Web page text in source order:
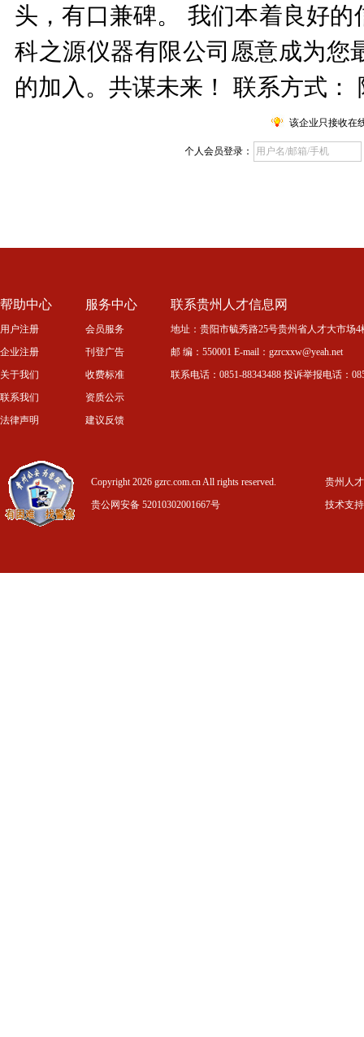
头，有口兼碑。 我们本着良好
科之源仪器有限公司愿意成为您
的加入。共谋未来！ 联系方式：
该企业只接收在
个人会员登录：
帮助中心
用户注册
企业注册
关于我们
联系我们
法律声明
服务中心
会员服务
刊登广告
收费标准
资质公示
建议反馈
联系贵州人才信息网
地址：贵阳市毓秀路25号贵州省人才大市场
邮 编：550001 E-mail：gzrcxxw@yeah.net
联系电话：0851-88343488 投诉举报电话：
Copyright 2026 gzrc.com.cn All rights reserved.
贵公网安备 52010302001667号
贵州人
技术支